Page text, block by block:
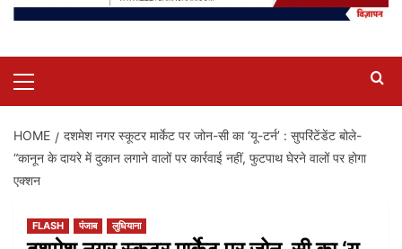
Menu
HOME
दशमेश नगर स्कूटर मार्केट पर जोन-सी का ‘यू-टर्न’ : सुपरिंटेंडेंट बोले-
“कानून के दायरे में दुकान लगाने वालों पर कार्रवाई नहीं, फुटपाथ घेरने वालों पर होगा
एक्शन
FLASH पंजाब लुधियाना